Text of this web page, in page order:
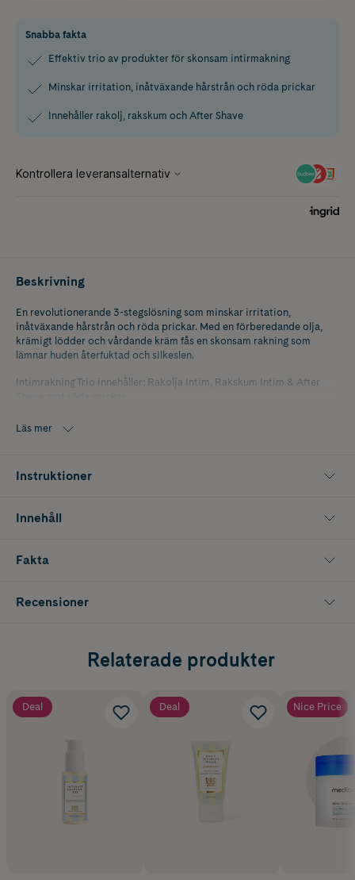
Snabba fakta
Effektiv trio av produkter för skonsam intirmakning
Minskar irritation, inåtväxande hårstrån och röda prickar
Innehåller rakolj, rakskum och After Shave
Beskrivning
En revolutionerande 3-stegslösning som minskar irritation,
inåtväxande hårstrån och röda prickar. Med en förberedande olja,
krämigt lödder och vårdande kräm fås en skonsam rakning som
lämnar huden återfuktad och silkeslen.
Intimrakning Trio innehåller: Rakolja Intim, Rakskum Intim & After
Utvecklad av kvinnliga läkare och gynekologer.
Läs mer
Instruktioner
Innehåll
Fakta
Recensioner
Relaterade produkter
Deal Deal Nice Price